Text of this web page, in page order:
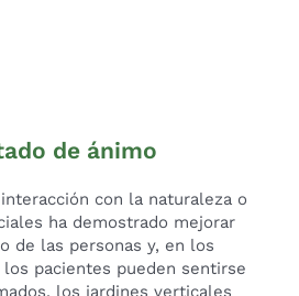
de ánimo
con la naturaleza o
ha demostrado mejorar
de las personas y, en los
pacientes pueden sentirse
los jardines verticales